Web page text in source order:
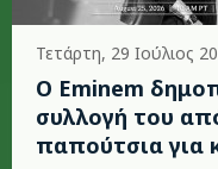
Τετάρτη, 29 Ιούλιος
Ο Eminem
συλλογή του
παπούτσια για